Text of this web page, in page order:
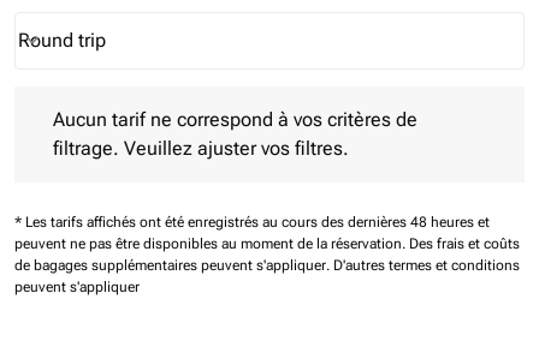
Journey Types option Round trip Selected
Round trip
keyboard_arrow_down
Aucun tarif ne correspond à vos critères de
filtrage. Veuillez ajuster vos filtres.
* Les tarifs affichés ont été enregistrés au cours des dernières 48 heures et
peuvent ne pas être disponibles au moment de la réservation. Des frais et coûts
de bagages supplémentaires peuvent s'appliquer. D'autres termes et conditions
peuvent s'appliquer